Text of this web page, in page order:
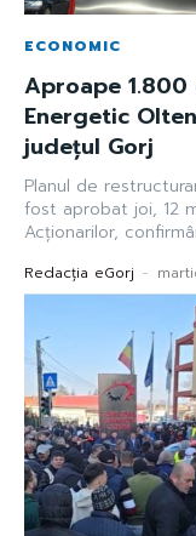
ECONOMIC
Aproape
Energetic
județul Gorj
Planul de
fost aprobat joi, 12
Acționarilor,
Redacția eGorj -